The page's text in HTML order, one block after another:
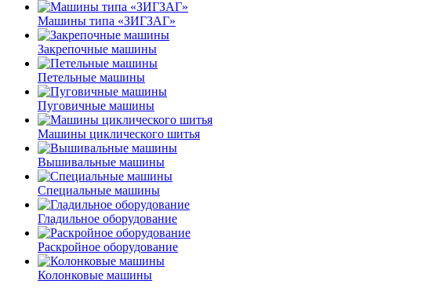
Машины типа «ЗИГЗАГ»
Закрепочные машины
Петельные машины
Пуговичные машины
Машины циклического шитья
Вышивальные машины
Специальные машины
Гладильное оборудование
Раскройное оборудование
Колонковые машины